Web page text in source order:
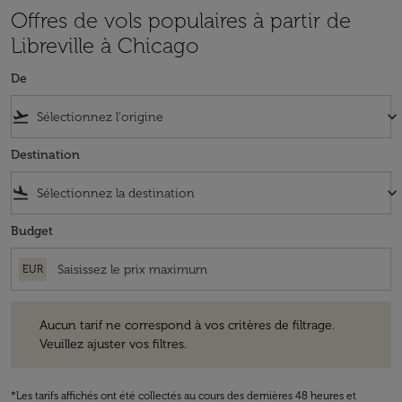
Offres de vols populaires à partir de
Libreville à Chicago
De
flight_takeoff keyboard_arrow_down
Destination
flight_land keyboard_arrow_down
Budget
EUR
Aucun tarif ne correspond à vos critères de filtrage.
Veuillez ajuster vos filtres.
*Les tarifs affichés ont été collectés au cours des dernières 48 heures et